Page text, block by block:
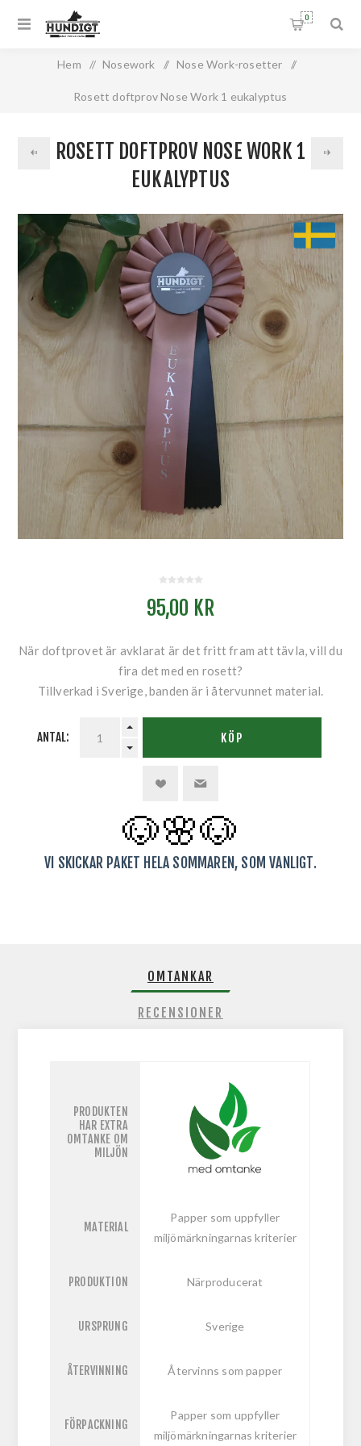
0
Hem / Nosework / Nose Work-rosetter /
Rosett doftprov Nose Work 1 eukalyptus
ROSETT DOFTPROV NOSE WORK 1
EUKALYPTUS
95,00 KR
När doftprovet är avklarat är det fritt fram att tävla, vill du
fira det med en rosett?
Tillverkad i Sverige, banden är i återvunnet material.
ANTAL: KÖP
🐶🌸🐶
VI SKICKAR PAKET HELA SOMMAREN, SOM VANLIGT.
OMTANKAR
RECENSIONER
PRODUKTEN
HAR EXTRA
OMTANKE OM
MILJÖN
MATERIAL
Papper som uppfyller
miljömärkningarnas kriterier
PRODUKTION Närproducerat
URSPRUNG Sverige
ÅTERVINNING Återvinns som papper
FÖRPACKNING
Papper som uppfyller
miljömärkningarnas kriterier